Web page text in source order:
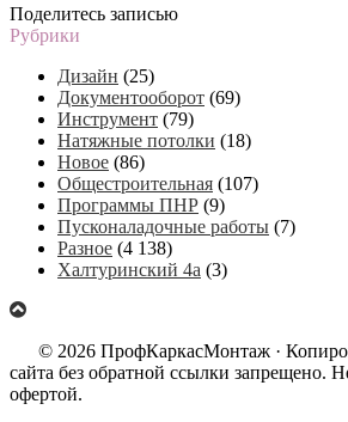
Поделитесь записью
Рубрики
Дизайн (25)
Документооборот (69)
Инструмент (79)
Натяжные потолки (18)
Новое (86)
Общестроительная (107)
Программы ПНР (9)
Пусконаладочные работы (7)
Разное (4 138)
Халтуринский 4а (3)
© 2026 ПрофКаркасМонтаж ·
сайта без обратной ссылки запрещено.
офертой.